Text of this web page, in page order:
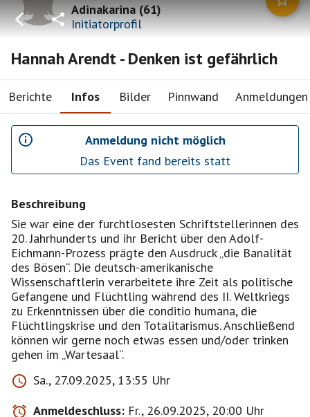
Adinakarina(61)
Initiatorprofil
Hannah Arendt - Denken ist gefährlich
Berichte Infos Bilder Pinnwand Anmeldungen
Anmeldung nicht möglich
Das Event fand bereits statt
Beschreibung
Sie war eine der furchtlosesten Schriftstellerinnen des
20. Jahrhunderts und ihr Bericht über den Adolf-
Eichmann-Prozess prägte den Ausdruck „die Banalität
des Bösen“. Die deutsch-amerikanische
Wissenschaftlerin verarbeitete ihre Zeit als politische
Gefangene und Flüchtling während des II. Weltkriegs
zu Erkenntnissen über die conditio humana, die
Flüchtlingskrise und den Totalitarismus. Anschließend
können wir gerne noch etwas essen und/oder trinken
gehen im „Wartesaal“.
Sa., 27.09.2025, 13:55 Uhr
Anmeldeschluss: Fr., 26.09.2025, 20:00 Uhr